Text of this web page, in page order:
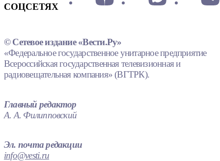
СОЦСЕТЯХ
© Сетевое издание «Вести.Ру»
«Федеральное государственное унитарное предприятие
Всероссийская государственная телевизионная и
радиовещательная компания» (ВГТРК).
Главный редактор
А. А. Филипповский
Эл. почта редакции
info@vesti.ru